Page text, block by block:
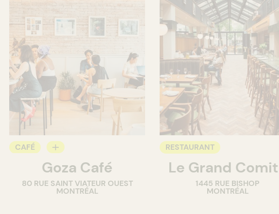
CAFÉ
COMPTOIRGoza Café
80 RUE SAINT VIATEUR OUEST
MONTRÉAL
RESTAURANT
Le Grand
1445 RUE BISHOP
MONTRÉAL